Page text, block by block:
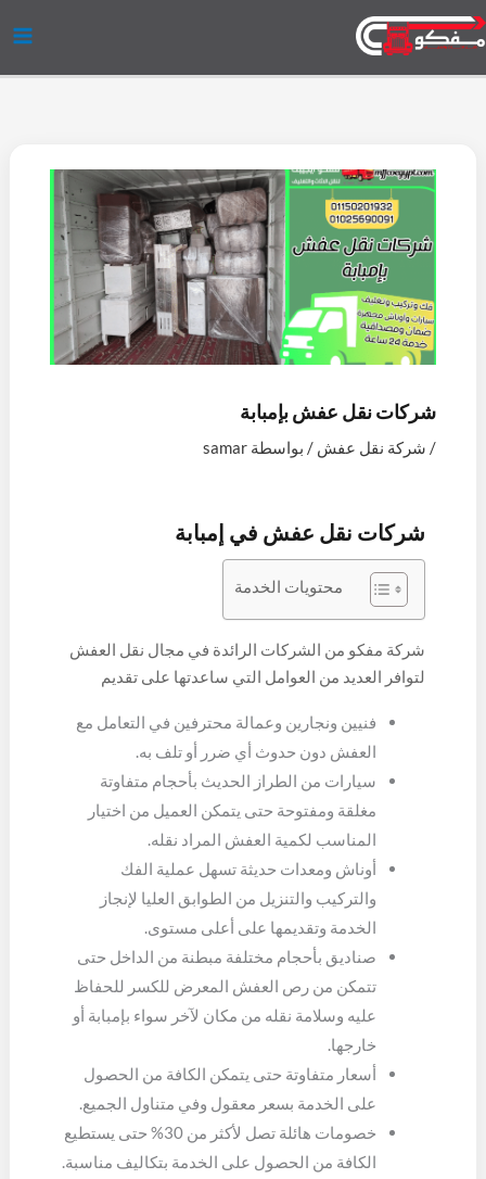
تخطي
إلى
المحتوى
شركات نقل عفش بإمبابة
/ شركة نقل عفش / بواسطة samar
شركات نقل عفش في إمبابة
محتويات الخدمة
شركة مفكو من الشركات الرائدة في مجال نقل العفش
لتوافر العديد من العوامل التي ساعدتها على تقديم
فنيين ونجارين وعمالة محترفين في التعامل مع
العفش دون حدوث أي ضرر أو تلف به.
سيارات من الطراز الحديث بأحجام متفاوتة
مغلقة ومفتوحة حتى يتمكن العميل من اختيار
المناسب لكمية العفش المراد نقله.
أوناش ومعدات حديثة تسهل عملية الفك
والتركيب والتنزيل من الطوابق العليا لإنجاز
الخدمة وتقديمها على أعلى مستوى.
صناديق بأحجام مختلفة مبطنة من الداخل حتى
تتمكن من رص العفش المعرض للكسر للحفاظ
عليه وسلامة نقله من مكان لآخر سواء بإمبابة أو
خارجها.
أسعار متفاوتة حتى يتمكن الكافة من الحصول
على الخدمة بسعر معقول وفي متناول الجميع.
خصومات هائلة تصل لأكثر من 30% حتى يستطيع
الكافة من الحصول على الخدمة بتكاليف مناسبة.
ف
ي
س
ك
إ
ن
س
ر
م
ي
و
ت
ب
و
ي
ت
ب
ن
إ